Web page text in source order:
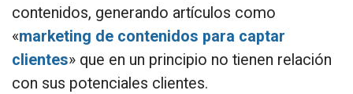
contenidos, generando artículos como
«marketing de contenidos para captar
clientes» que en un principio no tienen relación
con sus potenciales clientes.